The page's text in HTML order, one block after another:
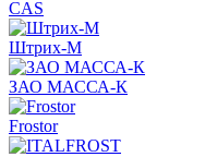
CAS
Штрих-М
ЗАО МАССА-К
Frostor